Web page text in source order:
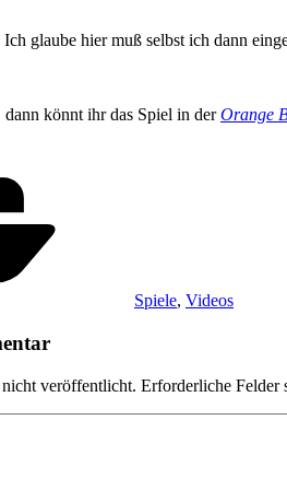
glaube hier muß selbst ich dann
könnt ihr das Spiel in derOrange
Spiele, Videos
veröffentlicht. Erforderliche Felder